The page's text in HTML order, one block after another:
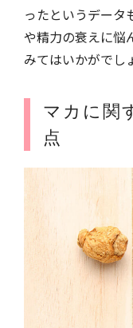
ったというデータ
や精力の衰えに悩
みてはいかがでし
マカに関
点